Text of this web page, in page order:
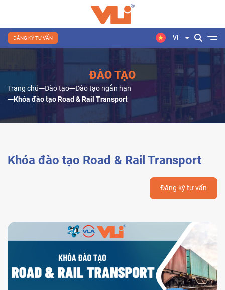
ĐĂNG KÝ TƯ VẤN VI
ĐÀO TẠO
Trang chủ Đào tạo
Đào tạo ngắn hạn
Khóa đào tạo Road & Rail Transport
Khóa đào tạo Road & Rail Transport
Đăng ký tư vấn